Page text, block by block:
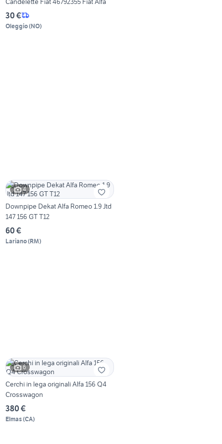
30 €
Oleggio(NO)
4
Downpipe Dekat Alfa Romeo 1.9 Jtd
147 156 GT T12
60 €
Lariano(RM)
6
Cerchi in lega originali Alfa 156 Q4
Crosswagon
380 €
Elmas(CA)